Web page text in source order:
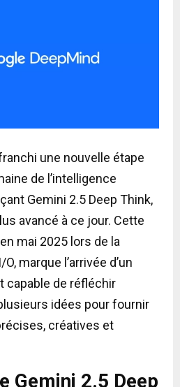
une nouvelle étape
de l’intelligence
Gemini 2.5 Deep Think,
avancé à ce jour. Cette
mai 2025 lors de la
marque l’arrivée d’un
capable de réfléchir
idées pour fournir
créatives et
Gemini 2.5 Deep